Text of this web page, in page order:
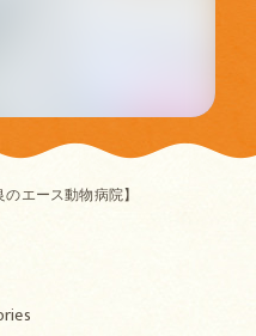
エース動物病院】